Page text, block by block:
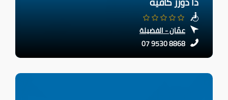
عمّان - الفضيلة
07 9530 8868